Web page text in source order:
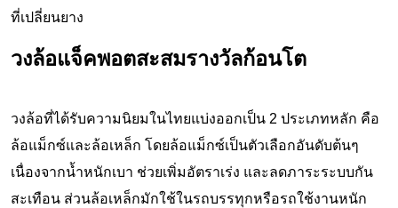
ที่เปลี่ยนยาง
วงล้อแจ็คพอตสะสมรางวัลก้อนโต
วงล้อที่ได้รับความนิยมในไทยแบ่งออกเป็น 2 ประเภทหลัก คือ
ล้อแม็กซ์และล้อเหล็ก โดยล้อแม็กซ์เป็นตัวเลือกอันดับต้นๆ
เนื่องจากน้ำหนักเบา ช่วยเพิ่มอัตราเร่ง และลดภาระระบบกัน
สะเทือน ส่วนล้อเหล็กมักใช้ในรถบรรทุกหรือรถใช้งานหนัก